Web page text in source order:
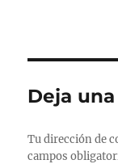
Deja
Tu dirección de
campos